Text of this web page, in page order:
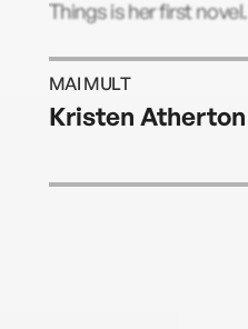
Things is her first novel.
MAI MULT
Kristen Atherton